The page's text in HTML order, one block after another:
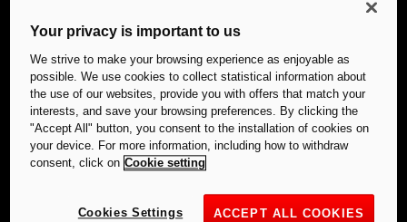
Your privacy is important to us
We strive to make your browsing experience as enjoyable as
possible. We use cookies to collect statistical information about
the use of our websites, provide you with offers that match your
interests, and save your browsing preferences. By clicking the
"Accept All" button, you consent to the installation of cookies on
your device. For more information, including how to withdraw
consent, click on Cookie setting
ACCEPT ALL COOKIES
Cookies Settings